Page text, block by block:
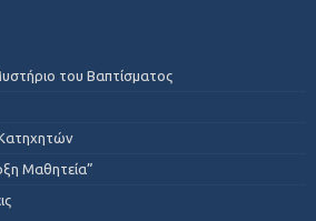
του Βαπτίσματος
Μαθητεία”